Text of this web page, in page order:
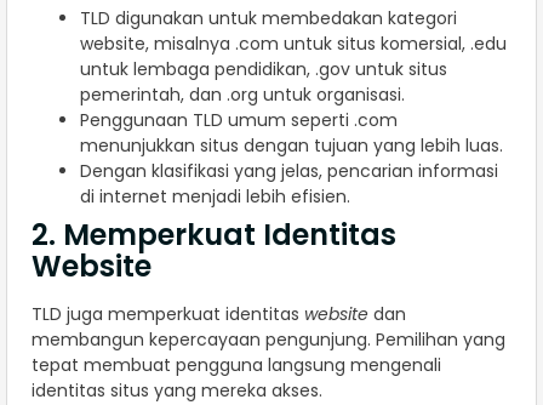
TLD digunakan untuk membedakan kategori
website, misalnya .com untuk situs komersial, .edu
untuk lembaga pendidikan, .gov untuk situs
pemerintah, dan .org untuk organisasi.
Penggunaan TLD umum seperti .com
menunjukkan situs dengan tujuan yang lebih luas.
Dengan klasifikasi yang jelas, pencarian informasi
di internet menjadi lebih efisien.
2. Memperkuat Identitas
Website
TLD juga memperkuat identitas website dan
membangun kepercayaan pengunjung. Pemilihan yang
tepat membuat pengguna langsung mengenali
identitas situs yang mereka akses.